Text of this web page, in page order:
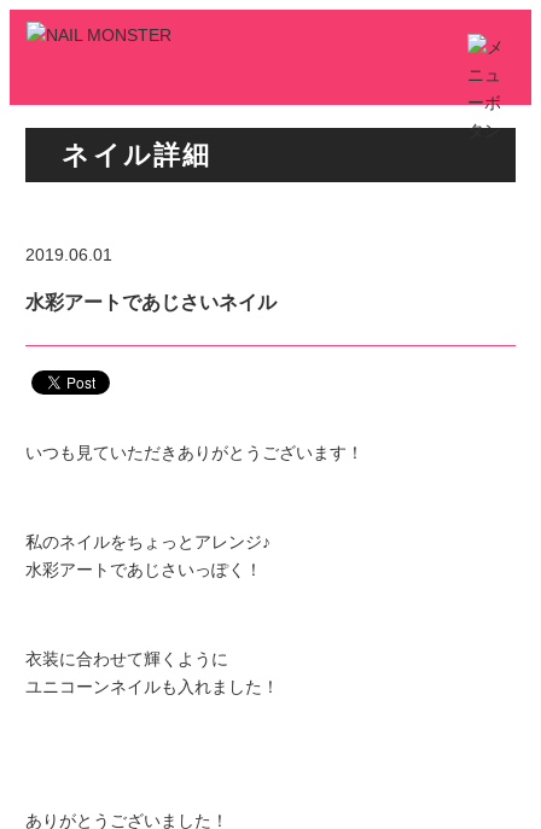
ネイル詳細
2019.06.01
水彩アートであじさいネイル
いつも見ていただきありがとうございます！
私のネイルをちょっとアレンジ♪
水彩アートであじさいっぽく！
衣装に合わせて輝くように
ユニコーンネイルも入れました！
ありがとうございました！